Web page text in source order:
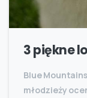
3 piękne
Blue
młodzieży